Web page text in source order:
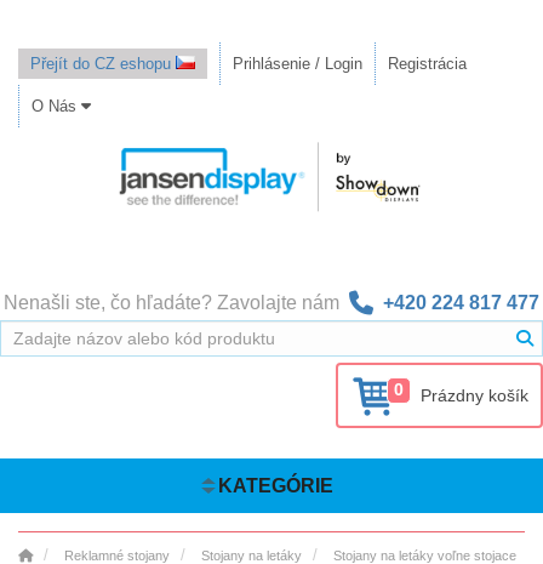
Přejít do CZ eshopu Prihlásenie / Login Registrácia
O Nás
Nenašli ste, čo hľadáte? Zavolajte nám +420 224 817 477
0 Prázdny košík
KATEGÓRIE
Reklamné stojany Stojany na letáky Stojany na letáky voľne stojace